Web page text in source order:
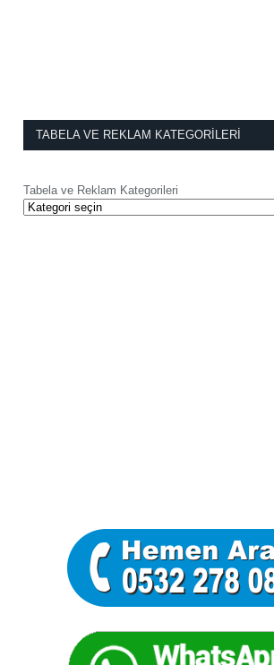
TABELA VE REKLAM KATEGORILERI
Tabela ve Reklam Kategorileri